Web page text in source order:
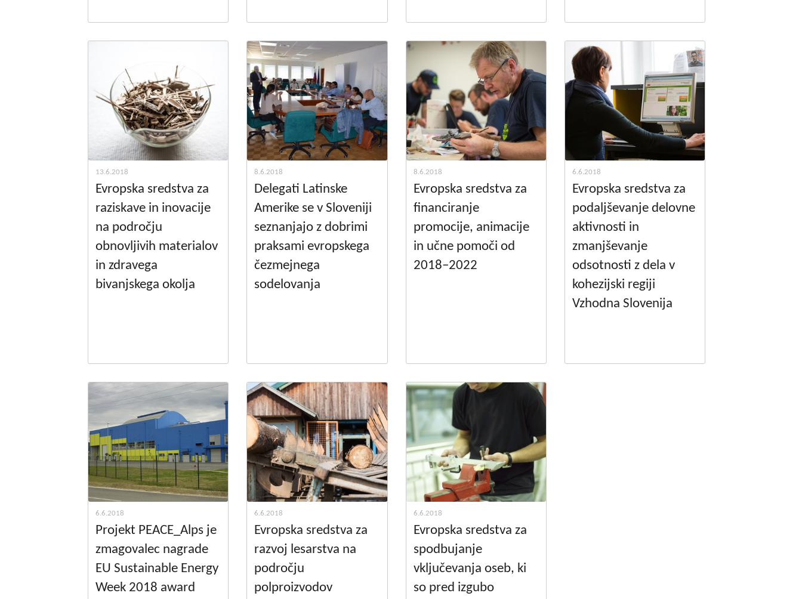
13.6.2018
Evropska sredstva za
raziskave in inovacije
na področju
obnovljivih materialov
in zdravega
bivanjskega okolja
8.6.2018
Delegati Latinske
Amerike se v Sloveniji
seznanjajo z dobrimi
praksami evropskega
čezmejnega
sodelovanja
8.6.2018
Evropska sredstva za
financiranje
promocije, animacije
in učne pomoči od
2018–2022
6.6.2018
Evropska sredstva za
podaljševanje delovne
aktivnosti in
zmanjševanje
odsotnosti z dela v
kohezijski regiji
Vzhodna Slovenija
6.6.2018
Projekt PEACE_Alps je
zmagovalec nagrade
EU Sustainable Energy
Week 2018 award
6.6.2018
Evropska sredstva za
razvoj lesarstva na
področju
polproizvodov
6.6.2018
Evropska sredstva za
spodbujanje
vključevanja oseb, ki
so pred izgubo